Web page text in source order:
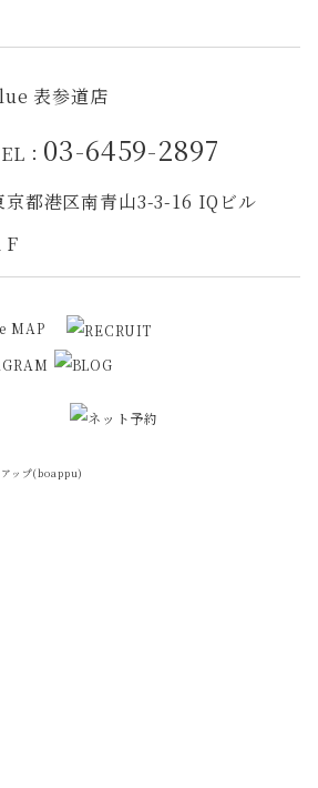
表参道店
： 03-6459-2897
京都港区南青山3-3-16 IQビル
F
アップ(boappu)